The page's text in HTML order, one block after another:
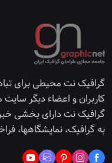
گرافیک نت محیطی برای
کاربران و اعضاء دیگر
گرافیک نت دارای بخشی
به گرافیک، نمایشگاهها،